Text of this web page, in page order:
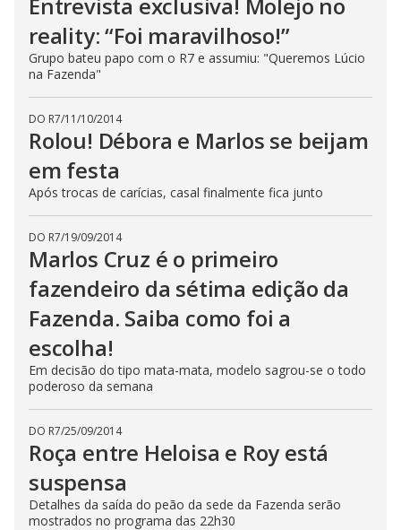
reality: “Foi maravilhoso!”
Grupo bateu papo com o R7 e assumiu: "Queremos Lúcio
na Fazenda"
DO R7/11/10/2014
Rolou! Débora e Marlos se beijam
em festa
Após trocas de carícias, casal finalmente fica junto
DO R7/19/09/2014
Marlos Cruz é o primeiro
fazendeiro da sétima edição da
Fazenda. Saiba como foi a
escolha!
Em decisão do tipo mata-mata, modelo sagrou-se o todo
poderoso da semana
DO R7/25/09/2014
Roça entre Heloisa e Roy está
suspensa
Detalhes da saída do peão da sede da Fazenda serão
mostrados no programa das 22h30